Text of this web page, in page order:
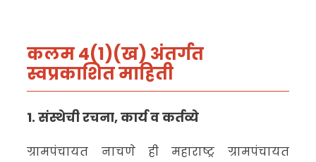
कलम 4(1)(ख) अंतर्गत
स्वप्रकाशित माहिती
1. संस्थेची रचना, कार्य व कर्तव्ये
ग्रामपंचायत नाचणे ही महाराष्ट्र ग्रामपंचायत